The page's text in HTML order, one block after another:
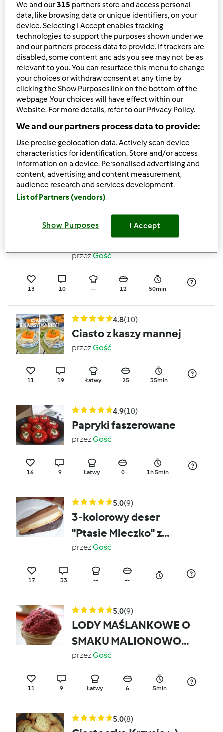
4.9(13)
świąteczny sernik z
czekoladą na spodzie
brownies
przezGość
12 13 -- 12 2h 15min
Jabłka z Ameryki
przezGość
15 Łatwy 1h 40min
Babeczki nadziane
markizami
przezGość
13 10 -- 12 50min
4.8(10)
Ciasto z kaszy mannej
przezGość
11 19 Łatwy 25 35min
4.9(10)
Papryki faszerowane
przezGość
16 9 Łatwy 0 1h 5min
5.0(9)
3-kolorowy deser
"Ptasie Mleczko" z
czekoladą
przezGość
17 33 -- --
5.0(9)
LODY MAŚLANKOWE O
SMAKU MALIONOWO-
MANDARYNKOWYM
przezGość
11 9 Łatwy 6 5min
5.0(8)
We and our315 partners store and access personal
data, like browsing data or unique identifiers, on your
device. Selecting I Accept enables tracking
technologies to support the purposes shown under we
and our partners process data to provide. If trackers are
disabled, some content and ads you see may not be as
relevant to you. You can resurface this menu to change
your choices or withdraw consent at any time by
clicking the Show Purposes link on the bottom of the
webpage .Your choices will have effect within our
Website. For more details, refer to our Privacy Policy.
We and our partners process data to provide:
Use precise geolocation data. Actively scan device
characteristics for identification. Store and/or access
information on a device. Personalised advertising and
content, advertising and content measurement,
audience research and services development.
List of Partners (vendors)
Show Purposes I Accept